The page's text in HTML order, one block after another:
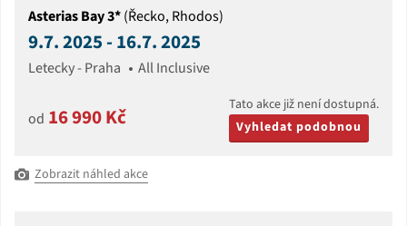
Asterias Bay 3*(Řecko, Rhodos)
9.7. 2025 - 16.7. 2025
Letecky - Praha All Inclusive
od 16 990 Kč
Tato akce již není dostupná.
Vyhledat podobnou
Zobrazit náhled akce